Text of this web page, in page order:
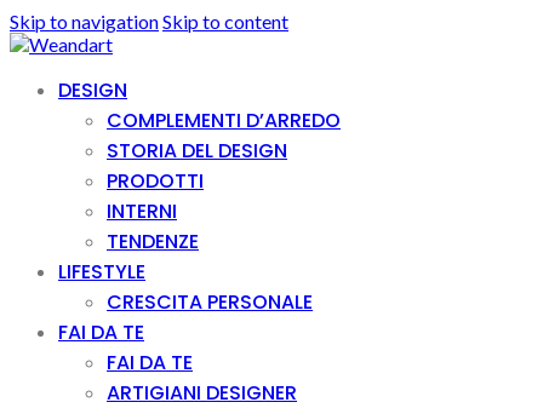
Skip to navigationSkip to content
DESIGN
COMPLEMENTI D’ARREDO
STORIA DEL DESIGN
PRODOTTI
INTERNI
TENDENZE
LIFESTYLE
CRESCITA PERSONALE
FAI DA TE
FAI DA TE
ARTIGIANI DESIGNER